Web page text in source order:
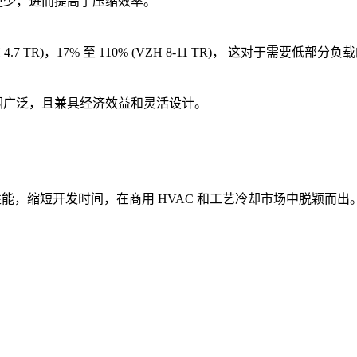
TR)，17% 至 110% (VZH 8-11 TR)， 这对于需要低部分负
泛，且兼具经济效益和灵活设计。
，缩短开发时间，在商用 HVAC 和工艺冷却市场中脱颖而出。